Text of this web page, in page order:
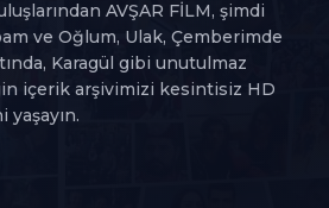
AVŞAR FİLM, şimdi
ve Oğlum, Ulak, Çemberimde
Karagül gibi unutulmaz
içerik arşivimizi kesintisiz HD